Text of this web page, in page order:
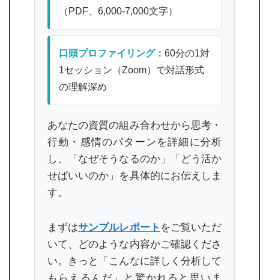
（PDF、6,000-7,000文字）
口頭プロファイリング： 60分の1対
1セッション（Zoom）で対話形式
の理解深め
あなたの資質の組み合わせから思考・
行動・感情のパターンを詳細に分析
し、「なぜそうなるのか」「どう活か
せばいいのか」を具体的にお伝えしま
す。
まずはサンプルレポート をご覧いただ
いて、どのような内容かご確認くださ
い。きっと「こんなに詳しく分析して